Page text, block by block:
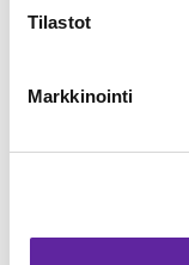
Tilastot
Markkinointi